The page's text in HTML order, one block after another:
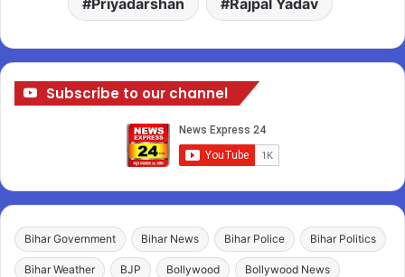
Priyadarshan Rajpal Yadav
Subscribe to our channel
Bihar Government Bihar News Bihar Police Bihar Politics
Bihar Weather BJP Bollywood Bollywood News